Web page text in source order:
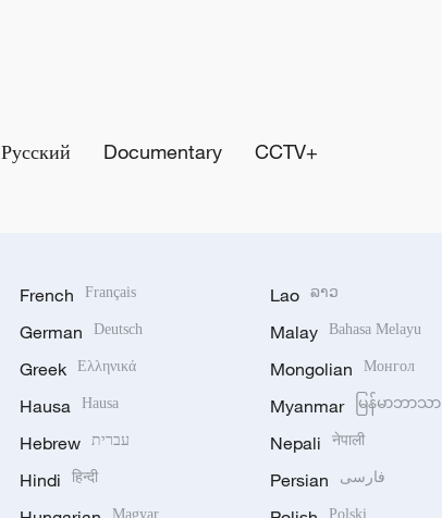
Русский Documentary CCTV+
French Français
German Deutsch
Greek Ελληνικά
Hausa Hausa
Hebrew עברית
Hindi हिन्दी
Magyar
Lao ລາວ
Malay Bahasa Melayu
Mongolian Монгол
Myanmar မြန်မာဘာသာ
Nepali नेपाली
Persian فارسی
Polski